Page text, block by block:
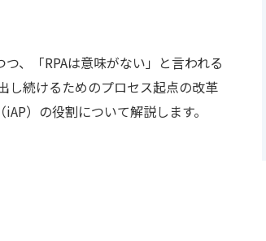
、「RPAは意味がない」と⾔われる
し続けるためのプロセス起点の改⾰
）の役割について解説します。